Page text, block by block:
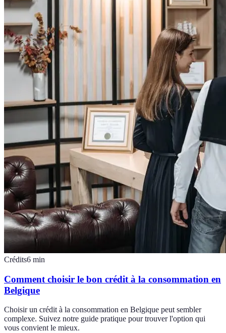
Crédits6 min
Comment choisir le bon crédit à la consommation en
Belgique
Choisir un crédit à la consommation en Belgique peut sembler
complexe. Suivez notre guide pratique pour trouver l'option qui
vous convient le mieux.